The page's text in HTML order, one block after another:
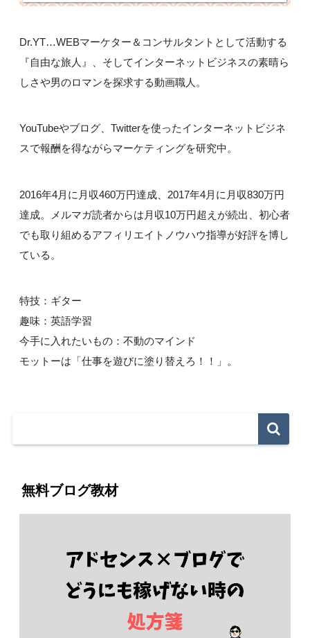
Dr.YT…WEBマーケター＆コンサルタントとして活動する
『自由な旅人』、そしてインターネットビジネスの素晴ら
しさや男のロマンを探求する動画職人。
YouTubeやブログ、Twitterを使ったインターネットビジネ
スで報酬を得ながらマーケティングを研究中。
2016年4月に月収460万円達成、2017年4月に月収830万円
達成。メルマガ読者からは月収10万円超えが続出、初心者
でも取り組めるアフィリエイトノウハウ指導が好評を博し
ている。
特技：ギター
趣味：英語学習
今手に入れたいもの：不動のマインド
モットーは「仕事を遊びに塗り替えろ！！」。
無料ブログ教材